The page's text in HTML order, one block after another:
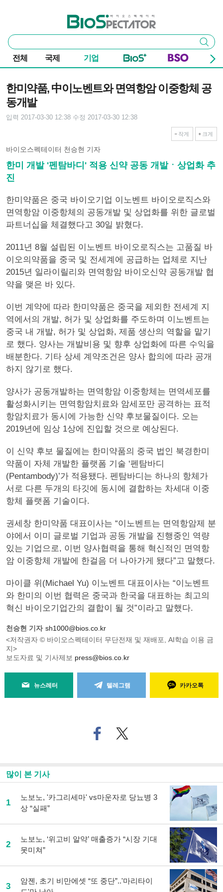
바이오스펙테이터
통
합
검
색
검색
전체 국제 기업
한미약품, 中이노벤트와 면역항암 이중항체 공
동개발
입력 2017-03-30 12:38 수정 2017-03-30 12:38
작게 크게
바이오스펙테이터 천승현 기자
한미 개발 '펜탐바디' 적용 신약 공동 개발ㆍ상업화 추
진
한미약품은 중국 바이오기업 이노벤트 바이오로직스와
면역항암 이중항체의 공동개발 및 상업화를 위한 글로벌
파트너십을 체결했다고 30일 밝혔다.
2011년 8월 설립된 이노벤트 바이오로직스는 고품질 바
이오의약품을 중국 및 전세계에 공급하는 업체로 지난
2015년 일라이릴리와 면역항암 바이오신약 공동개발 협
약을 맺은 바 있다.
이번 계약에 따라 한미약품은 중국을 제외한 전세계 지
역에서의 개발, 허가 및 상업화를 주도하며 이노벤트는
중국 내 개발, 허가 및 상업화, 제품 생산의 역할을 맡기
로 했다. 양사는 개발비용 및 향후 상업화에 따른 수익을
배분한다. 기타 상세 계약조건은 양사 합의에 따라 공개
하지 않기로 했다.
양사가 공동개발하는 면역항암 이중항체는 면역세포를
활성화시키는 면역항암치료와 암세포만 공격하는 표적
항암치료가 동시에 가능한 신약 후보물질이다. 오는
2019년에 임상 1상에 진입할 것으로 예상된다.
이 신약 후보 물질에는 한미약품의 중국 법인 북경한미
약품이 자체 개발한 플랫폼 기술 ‘펜탐바디
(Pentambody)’가 적용됐다. 펜탐바디는 하나의 항체가
서로 다른 두개의 타깃에 동시에 결합하는 차세대 이중
항체 플랫폼 기술이다.
권세창 한미약품 대표이사는 “이노벤트는 면역항암제 분
야에서 이미 글로벌 기업과 공동 개발을 진행중인 역량
있는 기업으로, 이번 양사협력을 통해 혁신적인 면역항
암 이중항체 개발에 한걸음 더 나아가게 됐다”고 말했다.
마이클 위(Michael Yu) 이노벤트 대표이사는 “이노벤트
와 한미의 이번 협력은 중국과 한국을 대표하는 최고의
혁신 바이오기업간의 결합이 될 것”이라고 말했다.
천승현 기자 sh1000@bios.co.kr
<저작권자 © 바이오스펙테이터 무단전재 및 재배포, AI학습 이용 금
지>
보도자료 및 기사제보 press@bios.co.kr
뉴스레터 텔레그램 카카오톡
페
이
기
사
공
트위
터로
많이 본 기사
1
노보노, '카그리세마' vs마운자로 당뇨병 3
상 “실패”
2
노보노, ‘위고비 알약’ 매출증가 “시장 기대
못미쳐”
3
암젠, 초기 비만에셋 “또 중단”..'마리타이